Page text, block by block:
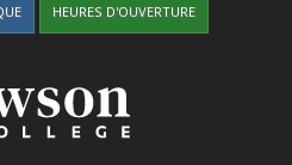
HEURES D'OUVERTURE